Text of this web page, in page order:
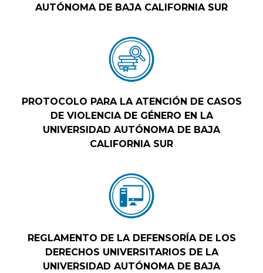
AUTÓNOMA DE BAJA CALIFORNIA SUR
PROTOCOLO PARA LA ATENCIÓN DE CASOS
DE VIOLENCIA DE GÉNERO EN LA
UNIVERSIDAD AUTÓNOMA DE BAJA
CALIFORNIA SUR
REGLAMENTO DE LA DEFENSORÍA DE LOS
DERECHOS UNIVERSITARIOS DE LA
UNIVERSIDAD AUTÓNOMA DE BAJA